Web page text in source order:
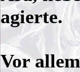
agierte.
Vor